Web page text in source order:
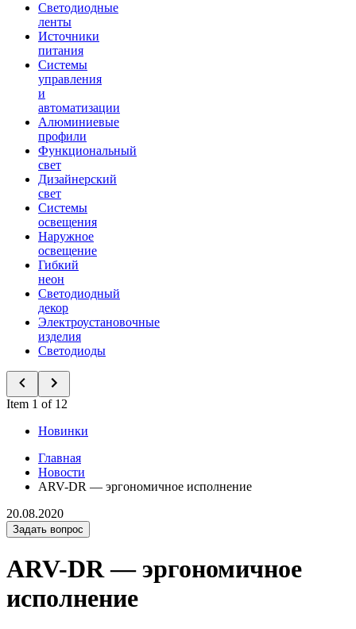
Светодиодные
ленты
Источники
питания
Системы
управления
и
автоматизации
Алюминиевые
профили
Функциональный
свет
Дизайнерский
свет
Системы
освещения
Наружное
освещение
Гибкий
неон
Светодиодный
декор
Электроустановочные
изделия
Светодиоды
Item 1 of 12
Новинки
Главная
Новости
ARV-DR — эргономичное исполнение
20.08.2020
Задать вопрос
ARV-DR — эргономичное
исполнение